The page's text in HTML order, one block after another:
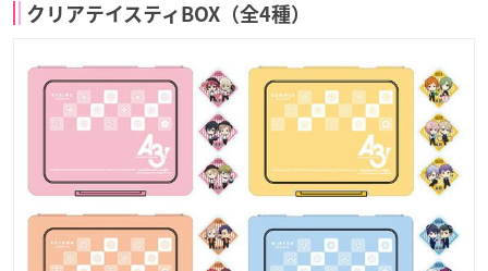
クリアテイスティBOX（全4種）